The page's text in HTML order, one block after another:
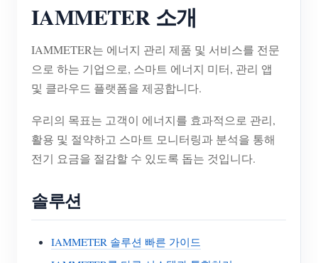
IAMMETER 소개
IAMMETER는 에너지 관리 제품 및 서비스를 전문
으로 하는 기업으로, 스마트 에너지 미터, 관리 앱
및 클라우드 플랫폼을 제공합니다.
우리의 목표는 고객이 에너지를 효과적으로 관리,
활용 및 절약하고 스마트 모니터링과 분석을 통해
전기 요금을 절감할 수 있도록 돕는 것입니다.
솔루션
IAMMETER 솔루션 빠른 가이드